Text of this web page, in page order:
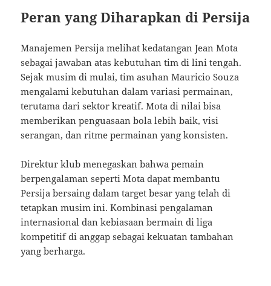
Peran yang Diharapkan di Persija
Manajemen Persija melihat kedatangan Jean Mota
sebagai jawaban atas kebutuhan tim di lini tengah.
Sejak musim di mulai, tim asuhan Mauricio Souza
mengalami kebutuhan dalam variasi permainan,
terutama dari sektor kreatif. Mota di nilai bisa
memberikan penguasaan bola lebih baik, visi
serangan, dan ritme permainan yang konsisten.
Direktur klub menegaskan bahwa pemain
berpengalaman seperti Mota dapat membantu
Persija bersaing dalam target besar yang telah di
tetapkan musim ini. Kombinasi pengalaman
internasional dan kebiasaan bermain di liga
kompetitif di anggap sebagai kekuatan tambahan
yang berharga.